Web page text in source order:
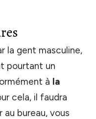
la gent masculine,
pourtant un
à la
cela, il faudra
au bureau, vous